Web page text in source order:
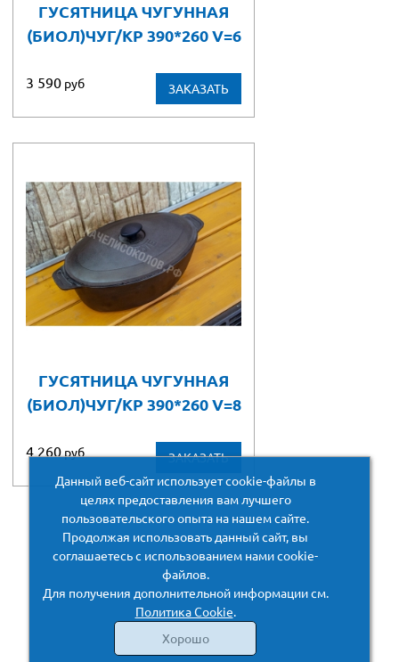
ГУСЯТНИЦА ЧУГУННАЯ
(БИОЛ)ЧУГ/КР 390*260 V=6
3 590 руб ЗАКАЗАТЬ
ГУСЯТНИЦА ЧУГУННАЯ
(БИОЛ)ЧУГ/КР 390*260 V=8
4 260руб
ЗАКАЗАТЬ
Данный веб-сайт использует cookie-файлы в
целях предоставления вам лучшего
пользовательского опыта на нашем сайте.
Продолжая использовать данный сайт, вы
соглашаетесь с использованием нами cookie-
файлов.
Для получения дополнительной информации см.
Политика Cookie.
Хорошо